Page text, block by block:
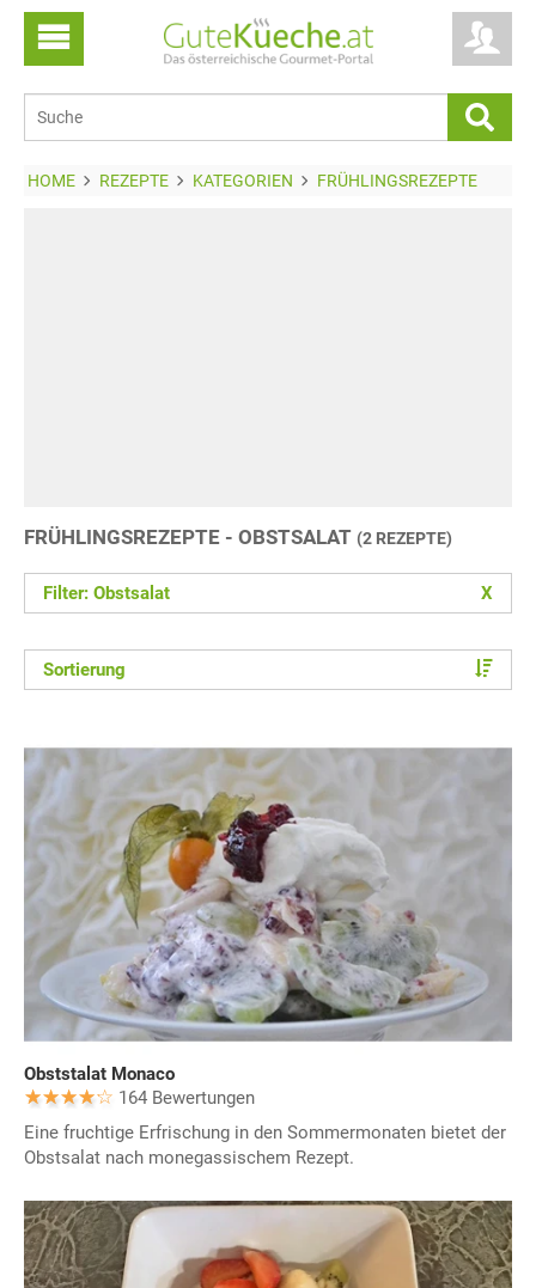
HOME REZEPTE KATEGORIEN FRÜHLINGSREZEPTE
FRÜHLINGSREZEPTE - OBSTSALAT (2 REZEPTE)
Filter: Obstsalat X
Sortierung
Obststalat Monaco
164 Bewertungen
Eine fruchtige Erfrischung in den Sommermonaten bietet der
Obstsalat nach monegassischem Rezept.